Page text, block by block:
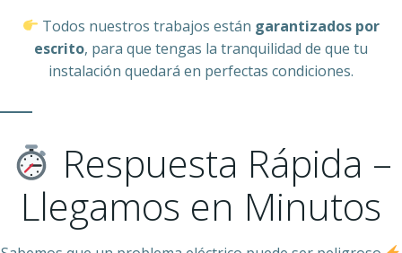
Todos nuestros trabajos están garantizados por
escrito, para que tengas la tranquilidad de que tu
instalación quedará en perfectas condiciones.
Respuesta Rápida –
Llegamos en Minutos